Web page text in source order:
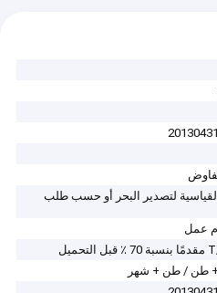
القياسية لتصدير البحر أو حسب طلب